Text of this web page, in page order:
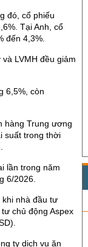
đó, cổ phiếu
Tại Anh, cổ
đến 4,3%.
LVMH đều giảm
6,5%, còn
hàng Trung ương
suất trong thời
lần trong năm
6/2026.
khi nhà đầu tư
chủ động Aspex
ty dịch vụ ăn